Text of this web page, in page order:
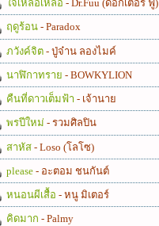
ใจเหลือเหลือ - Dr.Fuu (ด็อกเตอร์ ฟู)
ฤดูร้อน - Paradox
ภวังค์จิต - ปู่จ๋าน ลองไมค์
นาฬิกาทราย - BOWKYLION
คืนที่ดาวเต็มฟ้า - เจ้านาย
พรปีใหม่ - รวมศิลปิน
สาหัส - Loso (โลโซ)
please - อะตอม ชนกันต์
หนอนผีเสื้อ - หนู มิเตอร์
คิดมาก - Palmy